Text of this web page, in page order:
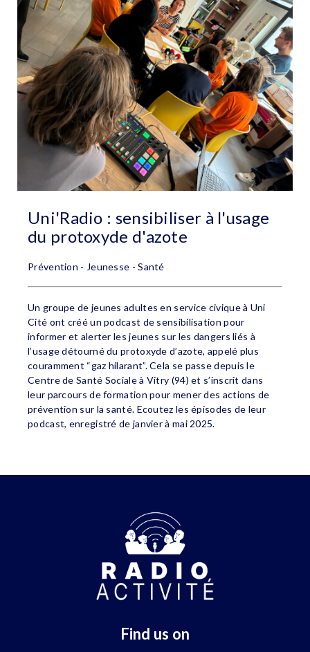
Uni'Radio : sensibiliser à l'usage
du protoxyde d'azote
Prévention - Jeunesse - Santé
Un groupe de jeunes adultes en service civique à Uni
Cité ont créé un podcast de sensibilisation pour
informer et alerter les jeunes sur les dangers liés à
l’usage détourné du protoxyde d’azote, appelé plus
couramment “gaz hilarant”. Cela se passe depuis le
Centre de Santé Sociale à Vitry (94) et s’inscrit dans
leur parcours de formation pour mener des actions de
prévention sur la santé. Ecoutez les épisodes de leur
podcast, enregistré de janvier à mai 2025.
Find us on